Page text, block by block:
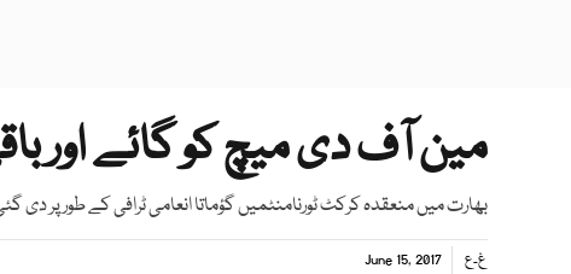
مین آف دی میچ کو گائے اور
بھارت میں منعقدہ کرکٹ ٹورنامنٹمیں گؤماتا انعامی ٹرافی کے طور پر دی
غ۔ع June 15, 2017